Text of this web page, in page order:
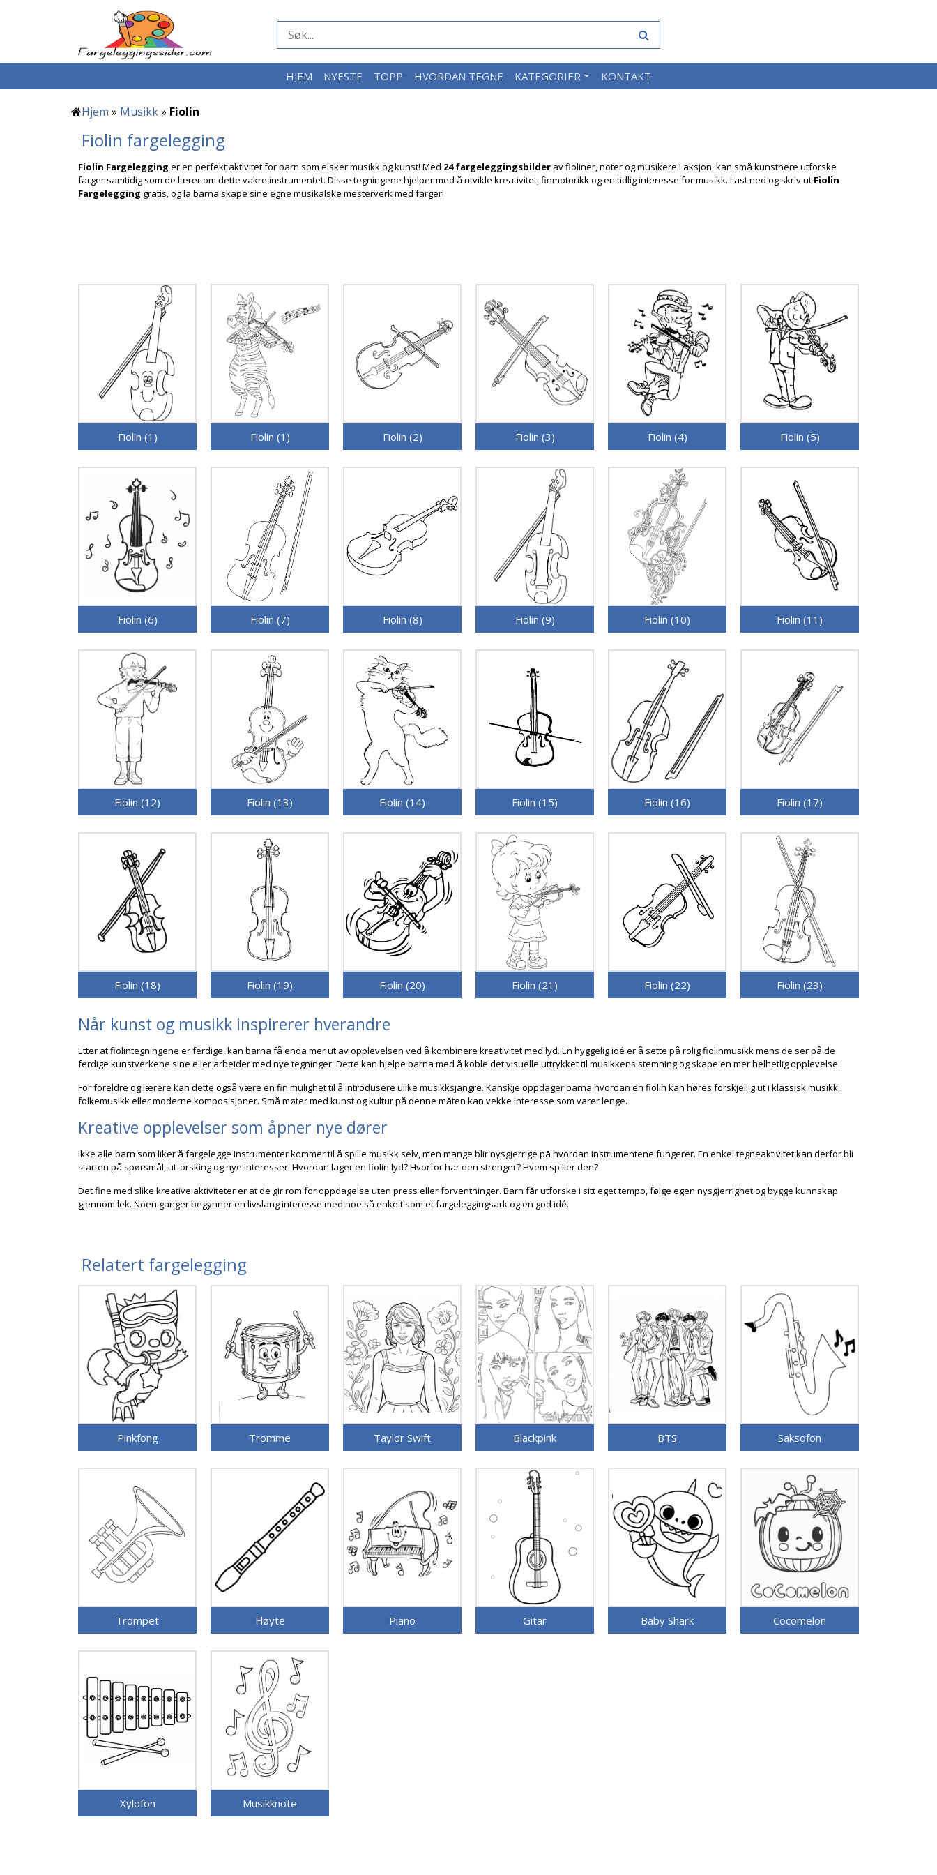
HJEM NYESTE TOPP HVORDAN TEGNE KATEGORIER KONTAKT
Hjem » Musikk» Fiolin
Fiolin fargelegging
Fiolin Fargelegging er en perfekt aktivitet for barn som elsker musikk og kunst! Med 24 fargeleggingsbilder av fioliner, noter og musikere i aksjon, kan små kunstnere utforske
farger samtidig som de lærer om dette vakre instrumentet. Disse tegningene hjelper med å utvikle kreativitet, finmotorikk og en tidlig interesse for musikk. Last ned og skriv ut Fiolin
Fargelegging gratis, og la barna skape sine egne musikalske mesterverk med farger!
Fiolin (1) Fiolin (1) Fiolin (2) Fiolin (3) Fiolin (4) Fiolin (5)
Fiolin (6) Fiolin (7) Fiolin (8) Fiolin (9) Fiolin (10) Fiolin (11)
Fiolin (12) Fiolin (13) Fiolin (14) Fiolin (15) Fiolin (16) Fiolin (17)
Fiolin (18) Fiolin (19) Fiolin (20) Fiolin (21) Fiolin (22) Fiolin (23)
Når kunst og musikk inspirerer hverandre
Etter at fiolintegningene er ferdige, kan barna få enda mer ut av opplevelsen ved å kombinere kreativitet med lyd. En hyggelig idé er å sette på rolig fiolinmusikk mens de ser på de
ferdige kunstverkene sine eller arbeider med nye tegninger. Dette kan hjelpe barna med å koble det visuelle uttrykket til musikkens stemning og skape en mer helhetlig opplevelse.
For foreldre og lærere kan dette også være en fin mulighet til å introdusere ulike musikksjangre. Kanskje oppdager barna hvordan en fiolin kan høres forskjellig ut i klassisk musikk,
folkemusikk eller moderne komposisjoner. Små møter med kunst og kultur på denne måten kan vekke interesse som varer lenge.
Kreative opplevelser som åpner nye dører
Ikke alle barn som liker å fargelegge instrumenter kommer til å spille musikk selv, men mange blir nysgjerrige på hvordan instrumentene fungerer. En enkel tegneaktivitet kan derfor bli
starten på spørsmål, utforsking og nye interesser. Hvordan lager en fiolin lyd? Hvorfor har den strenger? Hvem spiller den?
Det fine med slike kreative aktiviteter er at de gir rom for oppdagelse uten press eller forventninger. Barn får utforske i sitt eget tempo, følge egen nysgjerrighet og bygge kunnskap
gjennom lek. Noen ganger begynner en livslang interesse med noe så enkelt som et fargeleggingsark og en god idé.
Relatert fargelegging
Pinkfong Tromme Taylor Swift Blackpink BTS Saksofon
Trompet Fløyte Piano Gitar Baby Shark Cocomelon
Xylofon Musikknote